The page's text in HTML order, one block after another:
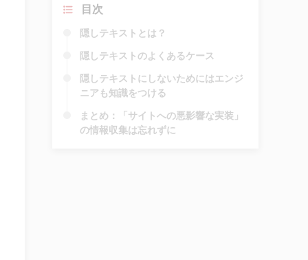
目次
隠しテキストとは？
隠しテキストのよくあるケース
隠しテキストにしないためにはエンジ
ニアも知識をつける
まとめ：「サイトへの悪影響な実装」
の情報収集は忘れずに